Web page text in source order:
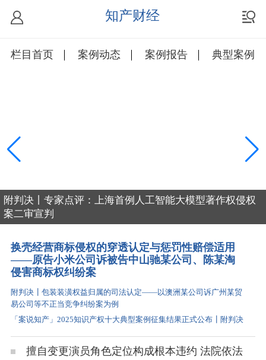
知产财经
栏目首页 案例动态 案例报告 典型案例
附判决丨专家点评：上海首例人工智能大模型著作权侵权
案二审宣判
换壳经营商标侵权的穿透认定与惩罚性赔偿适用
——原告小米公司诉被告中山驰某公司、陈某淘
侵害商标权纠纷案
附判决┃包装装潢权益归属的司法认定——以澳洲某公司诉广州某贸
易公司等不正当竞争纠纷案为例
「案说知产」2025知识产权十大典型案例征集结果正式公布┃附判决
擅自变更演员角色定位构成根本违约 法院依法